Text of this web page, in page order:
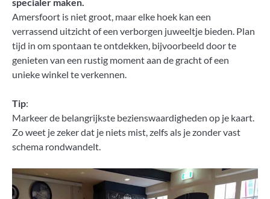
Amersfoort is niet groot, maar elke hoek kan een
verrassend uitzicht of een verborgen juweeltje bieden. Plan
tijd in om spontaan te ontdekken, bijvoorbeeld door te
genieten van een rustig moment aan de gracht of een
unieke winkel te verkennen.
Tip:
Markeer de belangrijkste bezienswaardigheden op je kaart.
Zo weet je zeker dat je niets mist, zelfs als je zonder vast
schema rondwandelt.